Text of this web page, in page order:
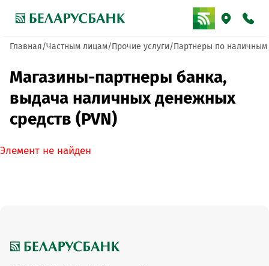
Главная Частным лицам Прочие услуги Партнеры по наличным
Магазины-партнеры банка,
выдача наличных денежных
средств (PVN)
Элемент не найден